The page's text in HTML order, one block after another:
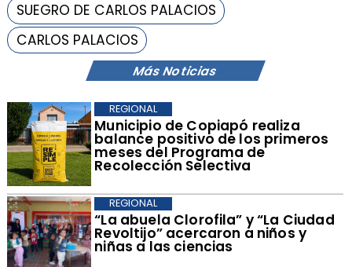
Más Noticias
​Municipio de Copiapó realiza
balance positivo de los primeros
meses del Programa de
Recolección Selectiva
REGIONAL
​“La abuela Clorofila” y “La Ciudad
Revoltijo” acercaron a niños y
niñas a las ciencias
REGIONAL
SUEGRO DE CARLOS PALACIOS
CARLOS PALACIOS